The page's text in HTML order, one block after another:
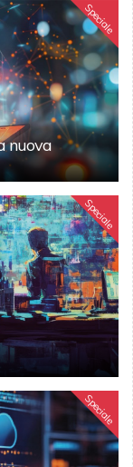
Speciale
nuova
Speciale
Speciale